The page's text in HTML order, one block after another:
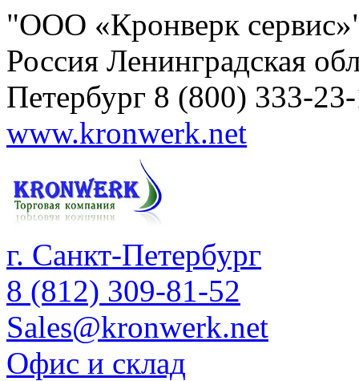
"ООО «Кронверк
Россия Ленинградская
Петербург 8 (800) 333-
www.kronwerk.net
г. Санкт-Петербург
8 (812) 309-81-52
Sales@kronwerk.net
Офис и склад